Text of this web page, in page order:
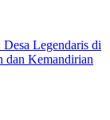
Legendaris di
dan Kemandirian